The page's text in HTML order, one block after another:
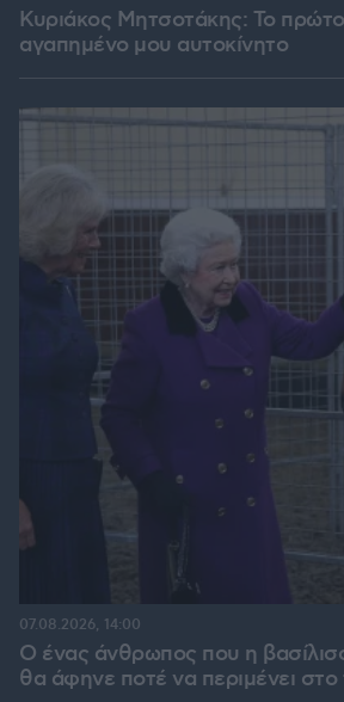
Κυριάκος Μητσοτάκης: Το
αγαπημένο μου αυτοκίνητο
Ο ένας άνθρωπος που η
θα άφηνε ποτέ να περιμένει
07.08.2026, 14:00